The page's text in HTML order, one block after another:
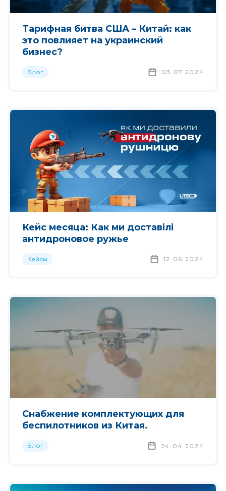
Тарифная битва США – Китай: как
это повлияет на украинский
бизнес?
Блог 03.07.2024
Кейс месяца: Как ми доставілі
антидроновое ружье
Кейсы 12.06.2024
Снабжение комплектующих для
беспилотников из Китая.
Блог 24.04.2024